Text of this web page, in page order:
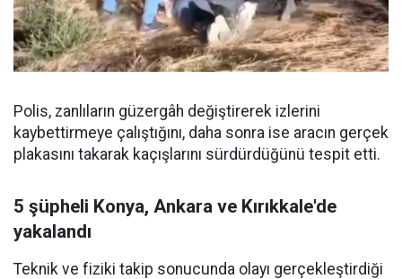
Polis, zanlıların güzergâh değiştirerek izlerini
kaybettirmeye çalıştığını, daha sonra ise aracın gerçek
plakasını takarak kaçışlarını sürdürdüğünü tespit etti.
5 şüpheli Konya, Ankara ve Kırıkkale'de
yakalandı
Teknik ve fiziki takip sonucunda olayı gerçekleştirdiği